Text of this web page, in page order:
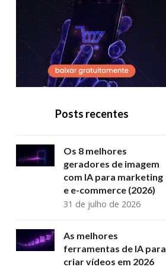
Posts recentes
Os 8 melhores
geradores de imagem
com IA para marketing
e e-commerce (2026)
31 de julho de 2026
As melhores
ferramentas de IA para
criar vídeos em 2026